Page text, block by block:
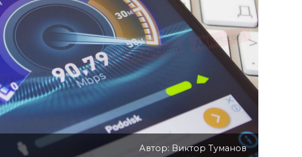
Автор: Виктор Туманов